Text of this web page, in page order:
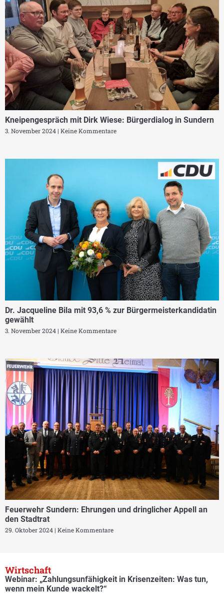
Kneipengespräch mit Dirk Wiese: Bürgerdialog in Sundern
3. November 2024 Keine Kommentare
Dr. Jacqueline Bila mit 93,6 % zur Bürgermeisterkandidatin
gewählt
3. November 2024 Keine Kommentare
Feuerwehr Sundern: Ehrungen und dringlicher Appell an
den Stadtrat
29. Oktober 2024 Keine Kommentare
Wirtschaft
Webinar: „Zahlungsunfähigkeit in Krisenzeiten: Was tun,
wenn mein Kunde wackelt?“